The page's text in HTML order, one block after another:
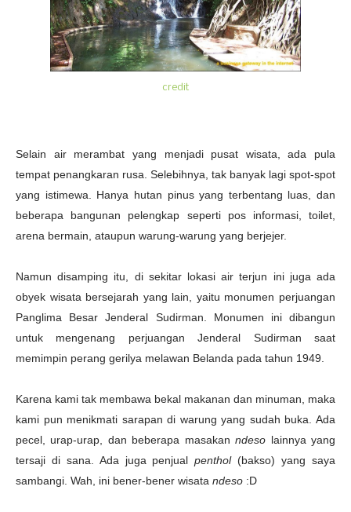
credit
Selain air merambat yang menjadi pusat wisata, ada pula
tempat penangkaran rusa. Selebihnya, tak banyak lagi spot-spot
yang istimewa. Hanya hutan pinus yang terbentang luas, dan
beberapa bangunan pelengkap seperti pos informasi, toilet,
arena bermain, ataupun warung-warung yang berjejer.
Namun disamping itu, di sekitar lokasi air terjun ini juga ada
obyek wisata bersejarah yang lain, yaitu monumen perjuangan
Panglima Besar Jenderal Sudirman. Monumen ini dibangun
untuk mengenang perjuangan Jenderal Sudirman saat
memimpin perang gerilya melawan Belanda pada tahun 1949.
Karena kami tak membawa bekal makanan dan minuman, maka
kami pun menikmati sarapan di warung yang sudah buka. Ada
pecel, urap-urap, dan beberapa masakanndeso lainnya yang
tersaji di sana. Ada juga penjualpenthol (bakso) yang saya
sambangi. Wah, ini bener-bener wisata ndeso :D